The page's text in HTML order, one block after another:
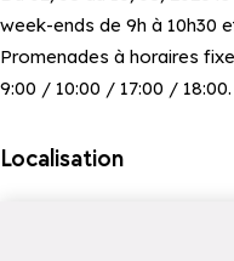
week-ends de 9h à 10h30
Promenades à horaires
9:00 / 10:00 / 17:00 / 18:00.
Localisation